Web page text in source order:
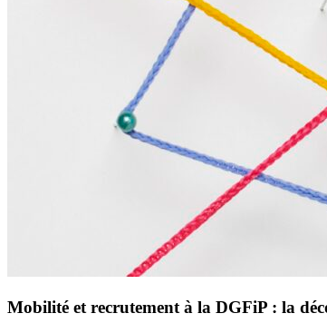
Mobilité et recrutement à la DGFiP : la